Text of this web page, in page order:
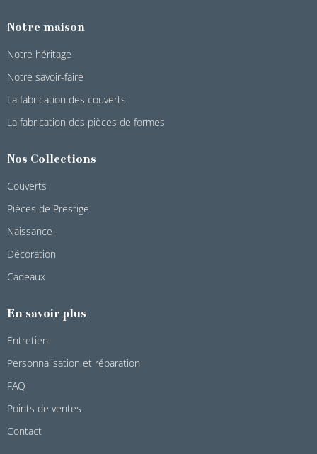
Notre maison
Notre héritage
Notre savoir-faire
La fabrication des couverts
La fabrication des pièces de formes
Nos Collections
Couverts
Pièces de Prestige
Naissance
Décoration
Cadeaux
En savoir plus
Entretien
Personnalisation et réparation
FAQ
Points de ventes
Contact